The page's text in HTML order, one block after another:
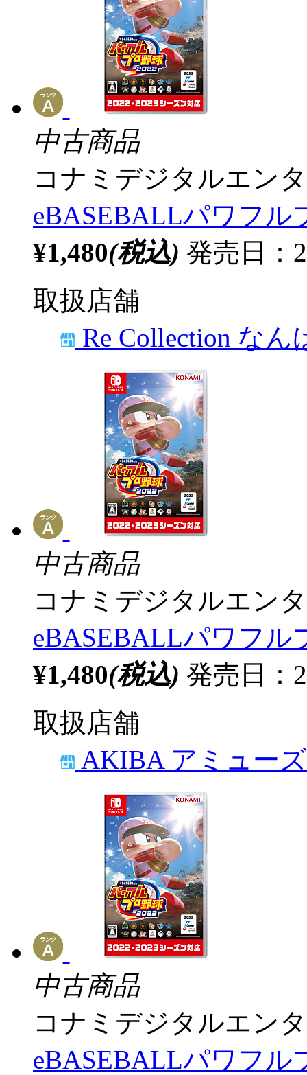
中古商品
コナミデジタルエン
eBASEBALLパワフル
¥1,480(税込) 発売日：
取扱店舗
Re Collection なん
中古商品
コナミデジタルエン
eBASEBALLパワフル
¥1,480(税込) 発売日：
取扱店舗
AKIBA アミュー
中古商品
コナミデジタルエン
eBASEBALLパワフル